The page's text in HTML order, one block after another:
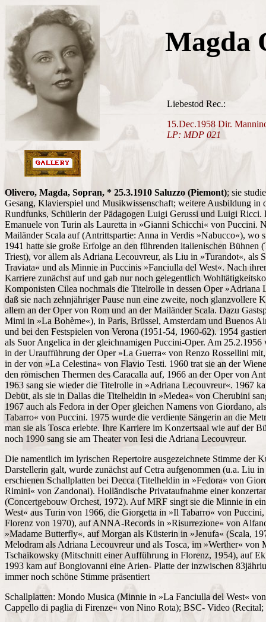
Magda
Liebestod Rec.:
15.Dec.1958 Dir.
LP: MDP 021
Olivero, Magda, Sopran, * 25.3.1910 Saluzzo (Piemont); sie
Gesang, Klavierspiel und Musikwissenschaft; weitere Ausbildung in
Rundfunks, Schülerin der Pädagogen Luigi Gerussi und Luigi Ricci.
Emanuele von Turin als Lauretta in »Gianni Schicchi« von Puccini.
Mailänder Scala auf (Antrittspartie: Anna in Verdis »Nabucco«), wo
1941 hatte sie große Erfolge an den führenden italienischen Bühnen
Triest), vor allem als Adriana Lecouvreur, als Liu in »Turandot«, als
Traviata« und als Minnie in Puccinis »Fanciulla del West«. Nach
Karriere zunächst auf und gab nur noch gelegentlich
Komponisten Cilea nochmals die Titelrolle in dessen Oper
daß sie nach zehnjähriger Pause nun eine zweite, noch glanzvollere
allem an der Oper von Rom und an der Mailänder Scala. Dazu
Mimi in »La Bohème«), in Paris, Brüssel, Amsterdam und Buenos
und bei den Festspielen von Verona (1951-54, 1960-62). 1954
als Suor Angelica in der gleichnamigen Puccini-Oper. Am 25.2.1956
in der Uraufführung der Oper »La Guerra« von Renzo Rossellini
in der von »La Celestina« von Flavio Testi. 1960 trat sie an der
den römischen Thermen des Caracalla auf, 1966 an der Oper von
1963 sang sie wieder die Titelrolle in »Adriana Lecouvreur«. 1967
Debüt, als sie in Dallas die Titelheldin in »Medea« von Cherubini
1967 auch als Fedora in der Oper gleichen Namens von Giordano,
Tabarro« von Puccini. 1975 wurde die verdiente Sängerin an die
man sie als Tosca erlebte. Ihre Karriere im Konzertsaal wie auf der
noch 1990 sang sie am Theater von Iesi die Adriana Lecouvreur.
Die namentlich im lyrischen Repertoire ausgezeichnete Stimme der
Darstellerin galt, wurde zunächst auf Cetra aufgenommen (u.a. Liu
erschienen Schallplatten bei Decca (Titelheldin in »Fedora« von
Rimini« von Zandonai). Holländische Privataufnahme einer
(Concertgebouw Orchest, 1972). Auf MRF singt sie die Minnie in
West« aus Turin von 1966, die Giorgetta in »Il Tabarro« von
Florenz von 1970), auf ANNA-Records in »Risurrezione« von
»Madame Butterfly«, auf Morgan als Küsterin in »Jenufa« (Scala,
Melodram als Adriana Lecouvreur und als Tosca, im »Werther« von
Tschaikowsky (Mitschnitt einer Aufführung in Florenz, 1954), auf
1993 kam auf Bongiovanni eine Arien- Platte der inzwischen
immer noch schöne Stimme präsentiert
Schallplatten: Mondo Musica (Minnie in »La Fanciulla del West«
Cappello di paglia di Firenze« von Nino Rota); BSC- Video